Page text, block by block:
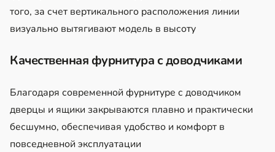
того, за счет вертикального расположения линии
визуально вытягивают модель в высоту
Качественная фурнитура с доводчиками
Благодаря современной фурнитуре с доводчиком
дверцы и ящики закрываются плавно и практически
бесшумно, обеспечивая удобство и комфорт в
повседневной эксплуатации